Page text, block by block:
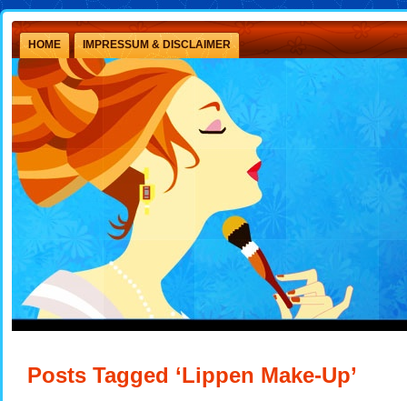
HOME IMPRESSUM & DISCLAIMER
Posts Tagged ‘Lippen Make-Up’